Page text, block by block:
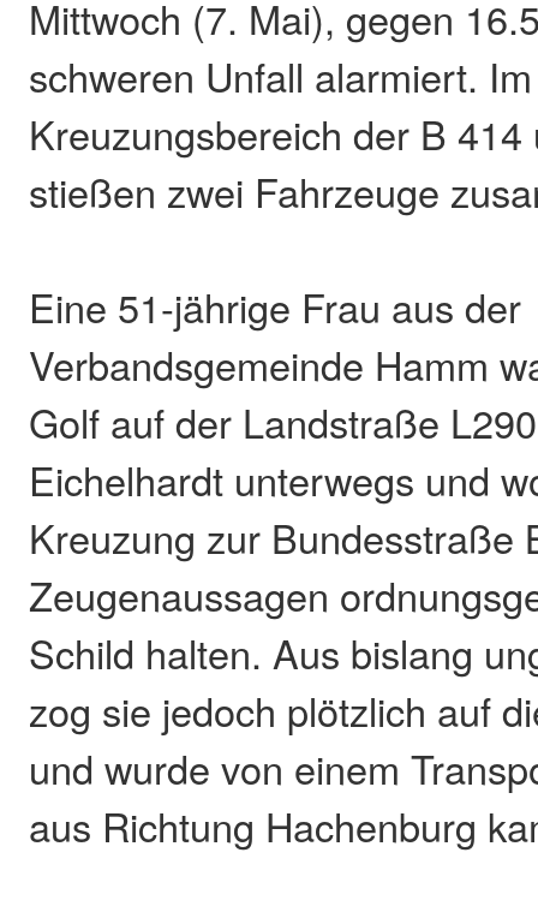
Mittwoch (7. Mai), gegen
schweren Unfall alarmiert. Im
Kreuzungsbereich der B
stießen zwei Fahrzeuge
Eine 51-jährige Frau aus der
Verbandsgemeinde Hamm
Golf auf der Landstraße
Eichelhardt unterwegs und
Kreuzung zur Bundesstraße
Zeugenaussagen
Schild halten. Aus bislang
zog sie jedoch plötzlich auf
und wurde von einem
aus Richtung Hachenburg